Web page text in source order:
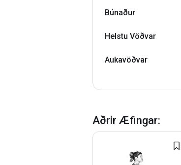
Búnaður
Helstu Vöðvar
Aukavöðvar
Aðrir Æfingar: